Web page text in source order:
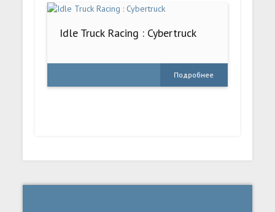
Idle Truck Racing : Cybertruck
Подробнее